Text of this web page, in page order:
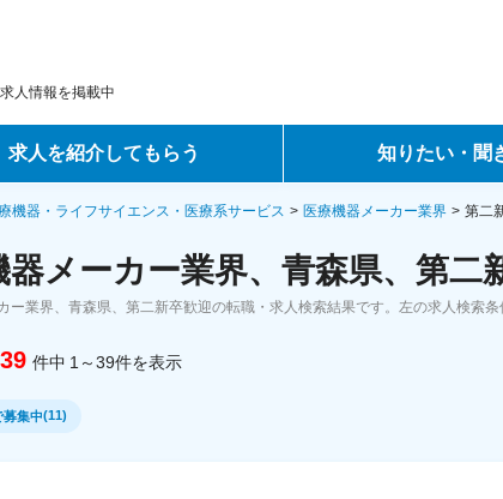
人情報を掲載中
求人を紹介してもらう
ントサービス
サービス
知りたい・聞
転職ノウハウ
データで見る転職
機器・ライフサイエンス・医療系サービス 医療機器メーカー業界 第二
器メーカー業界、青森県、第
ー業界、青森県、第二新卒歓迎の転職・求人検索結果です。左の求人検索条
39 件中 1～39件を表示
募集中(11)